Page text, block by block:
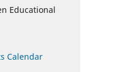
Educational
Calendar